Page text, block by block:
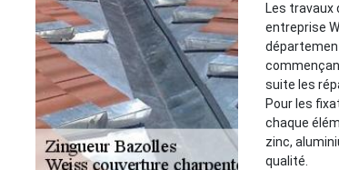
Les
entreprise
suite les
Pour les
chaque
zinc,
qualité.